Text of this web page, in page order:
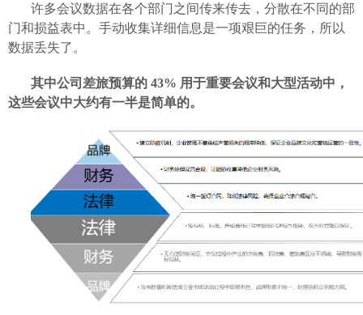
许多会议数据在各个部门之间传来传去，分散在不同的部
门和损益表中。手动收集详细信息是一项艰巨的任务，所以
数据丢失了。
其中公司差旅预算的 43% 用于重要会议和大型活动中，
这些会议中大约有一半是简单的。